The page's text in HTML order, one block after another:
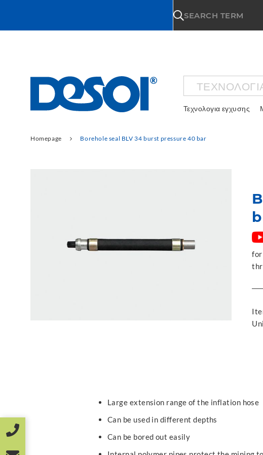
SEARCH TERM
Τεχνολογια εγχυσης
Homepage Borehole seal BLV 34 burst pressure 40 bar
for
Large extension range of the inflation hose
Can be used in different depths
Can be bored out easily